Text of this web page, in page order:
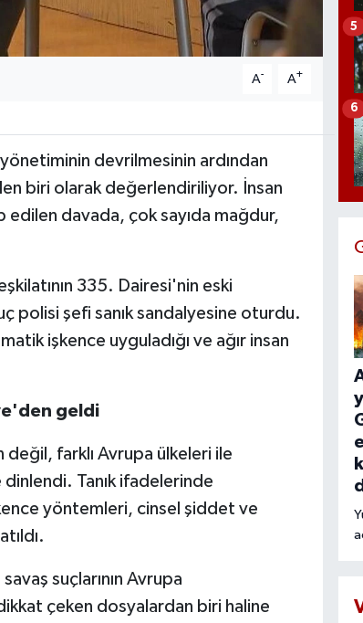
A- A+
devrilmesinin ardından
biri olarak değerlendiriliyor. İnsan
edilen davada, çok sayıda mağdur,
335. Dairesi'nin eski
polisi şefi sanık sandalyesine oturdu.
işkence uyguladığı ve ağır insan
geldi
farklı Avrupa ülkeleri ile
Tanık ifadelerinde
yöntemleri, cinsel şiddet ve
suçlarının Avrupa
çeken dosyalardan biri haline
5
6